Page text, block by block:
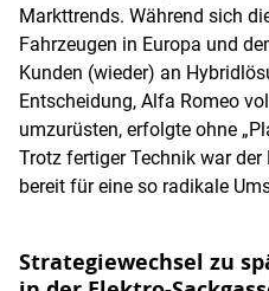
Markttrends. Während sich
Fahrzeugen in Europa und
Kunden (wieder) an
Entscheidung, Alfa Romeo
umzurüsten, erfolgte ohne
Trotz fertiger Technik war
bereit für eine so radikale
Strategiewechsel zu